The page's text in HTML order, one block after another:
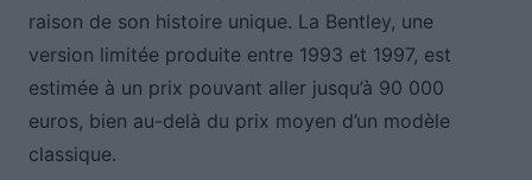
raison de son histoire unique. La Bentley, une
version limitée produite entre 1993 et 1997, est
estimée à un prix pouvant aller jusqu’à 90 000
euros, bien au-delà du prix moyen d’un modèle
classique.